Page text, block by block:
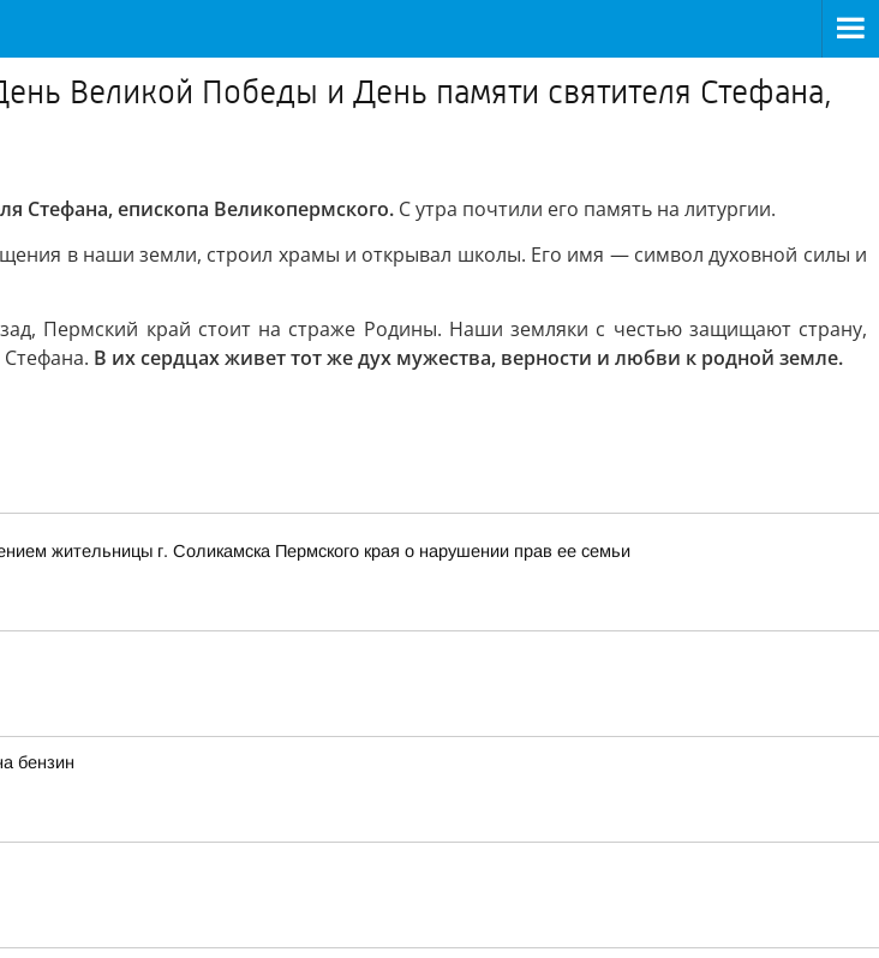
Великой Победы и День памяти святителя Стефана,
Стефана, епископа Великопермского. С утра почтили его память на литургии.
в наши земли, строил храмы и открывал школы. Его имя — символ духовной силы и
Пермский край стоит на страже Родины. Наши земляки с честью защищают страну,
В их сердцах живет тот же дух мужества, верности и любви к родной земле.
жительницы г. Соликамска Пермского края о нарушении прав ее семьи
бензин